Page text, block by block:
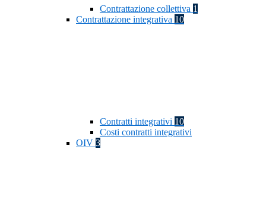
Contrattazione collettiva 1
Contrattazione integrativa 10
Contratti integrativi 10
Costi contratti integrativi
OIV 3